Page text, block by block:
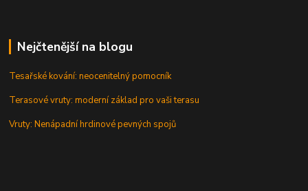
Nejčtenější na blogu
Tesařské kování: neocenitelný pomocník
Terasové vruty: moderní základ pro vaši terasu
Vruty: Nenápadní hrdinové pevných spojů